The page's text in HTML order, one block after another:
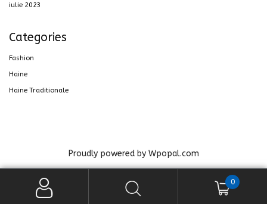
iulie 2023
Categories
Fashion
Haine
Haine Traditionale
Proudly powered by Wpopal.com
0